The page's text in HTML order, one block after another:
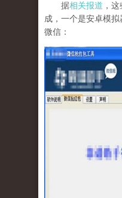
据相关报道 ，
成，一个是安卓模
微信：